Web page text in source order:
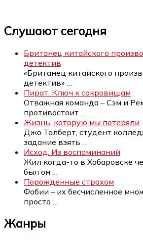
Слушают сегодня
Британец китайского
детектив
«Британец китайского
детектив»
Пират. Ключ к сокровищам
Отважная команда – Сэм и
противостоит
Жизнь, которую мы потеряли
Джо Талберт, студент
задание взять
Исход. Из воспоминаний
Жил когда-то в Хабаровске
был он
Порожденные страхом
Фобии – их бесчисленное
просто
Жанры